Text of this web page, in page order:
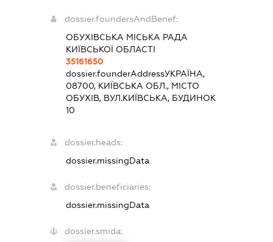
dossier.foundersAndBenef:
ОБУХІВСЬКА МІСЬКА РАДА
КИЇВСЬКОЇ ОБЛАСТІ
35161650
dossier.founderAddressУКРАЇНА,
08700, КИЇВСЬКА ОБЛ., МІСТО
ОБУХІВ, ВУЛ.КИЇВСЬКА, БУДИНОК
10
dossier.heads:
dossier.missingData
dossier.beneficiaries:
dossier.missingData
dossier.smida: